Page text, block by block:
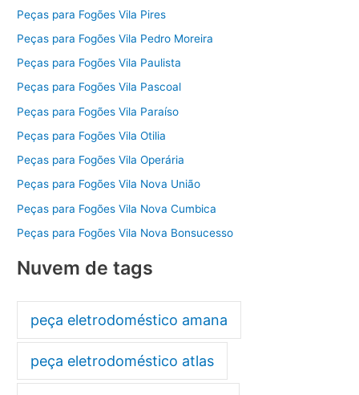
Peças para Fogões Vila Pires
Peças para Fogões Vila Pedro Moreira
Peças para Fogões Vila Paulista
Peças para Fogões Vila Pascoal
Peças para Fogões Vila Paraíso
Peças para Fogões Vila Otilia
Peças para Fogões Vila Operária
Peças para Fogões Vila Nova União
Peças para Fogões Vila Nova Cumbica
Peças para Fogões Vila Nova Bonsucesso
Nuvem de tags
peça eletrodoméstico amana
peça eletrodoméstico atlas